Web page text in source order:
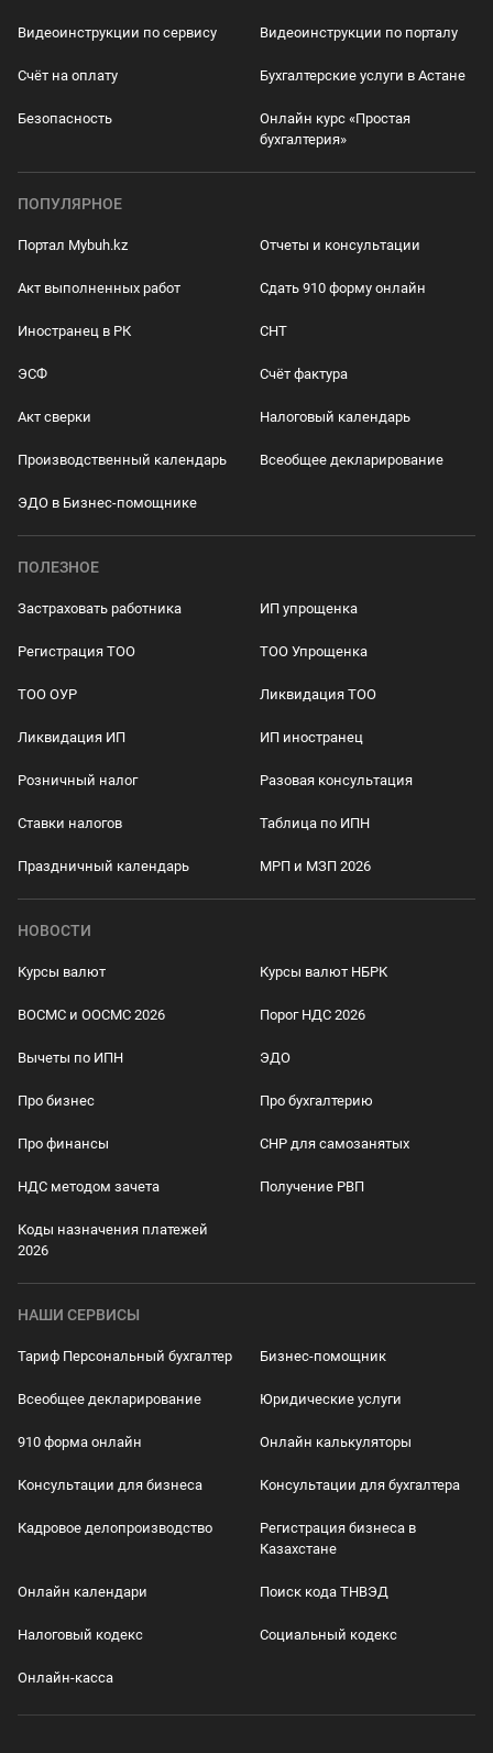
Видеоинструкции по сервису Видеоинструкции по порталу
Счёт на оплату Бухгалтерские услуги в Астане
Безопасность
Онлайн курс «Простая
бухгалтерия»
ПОПУЛЯРНОЕ
Портал Mybuh.kz Отчеты и консультации
Акт выполненных работ Сдать 910 форму онлайн
Иностранец в РК СНТ
ЭСФ Счёт фактура
Акт сверки Налоговый календарь
Производственный календарь Всеобщее декларирование
ЭДО в Бизнес-помощнике
ПОЛЕЗНОЕ
Застраховать работника ИП упрощенка
Регистрация ТОО ТОО Упрощенка
ТОО ОУР Ликвидация ТОО
Ликвидация ИП ИП иностранец
Розничный налог Разовая консультация
Ставки налогов Таблица по ИПН
Праздничный календарь МРП и МЗП 2026
НОВОСТИ
Курсы валют Курсы валют НБРК
ВОСМС и ООСМС 2026 Порог НДС 2026
Вычеты по ИПН ЭДО
Про бизнес Про бухгалтерию
Про финансы СНР для самозанятых
НДС методом зачета Получение РВП
Коды назначения платежей
2026
НАШИ СЕРВИСЫ
Тариф Персональный бухгалтер Бизнес-помощник
Всеобщее декларирование Юридические услуги
910 форма онлайн Онлайн калькуляторы
Консультации для бизнеса Консультации для бухгалтера
Кадровое делопроизводство
Регистрация бизнеса в
Казахстане
Онлайн календари Поиск кода ТНВЭД
Налоговый кодекс Социальный кодекс
Онлайн-касса